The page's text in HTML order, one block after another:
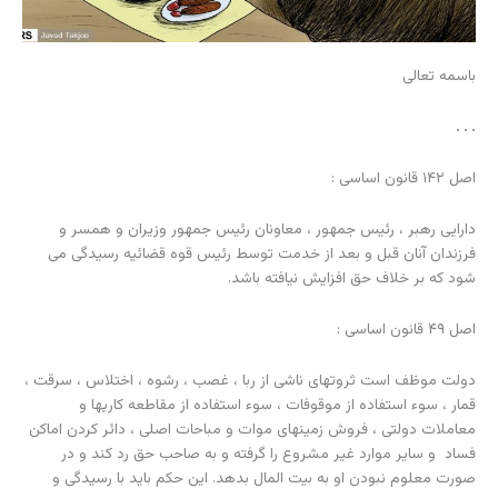
باسمه تعالی
. . .
اصل ۱۴۲ قانون اساسی :
دارایی رهبر ، رئیس جمهور ، معاونان رئیس جمهور وزیران و همسر و
فرزندان آنان قبل و بعد از خدمت توسط رئیس قوه قضائیه رسیدگی می
شود که بر خلاف حق افزایش نیافته باشد.
اصل ۴۹ قانون اساسی :
دولت موظف است ثروتهای ناشی از ربا ، غصب ، رشوه ، اختلاس ، سرقت ،
قمار ، سوء استفاده از موقوفات ، سوء استفاده از مقاطعه کاریها و
معاملات دولتی ، فروش زمینهای موات و مباحات اصلی ، دائر کردن اماکن
فساد و سایر موارد غیر مشروع را گرفته و به صاحب حق رد کند و در
صورت معلوم نبودن او به بیت المال بدهد. این حکم باید با رسیدگی و